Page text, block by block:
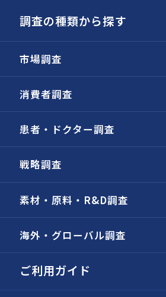
調査の種類から探す
市場調査
消費者調査
患者・ドクター調査
戦略調査
素材・原料・R&D調査
海外・グローバル調査
ご利用ガイド